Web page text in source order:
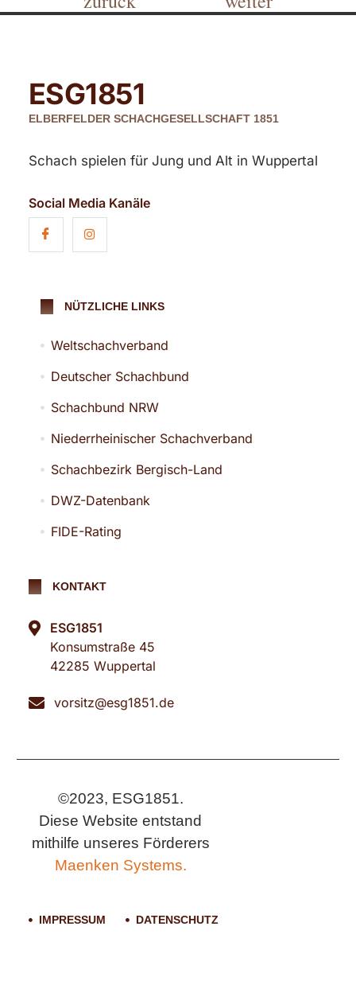
ESG1851
ELBERFELDER SCHACHGESELLSCHAFT 1851
Schach spielen für Jung und Alt in Wuppertal
Social Media Kanäle
NÜTZLICHE LINKS
Weltschachverband
Deutscher Schachbund
Schachbund NRW
Niederrheinischer Schachverband
Schachbezirk Bergisch-Land
DWZ-Datenbank
FIDE-Rating
KONTAKT
ESG1851
Konsumstraße 45
42285 Wuppertal
vorsitz@esg1851.de
©2023, ESG1851.
Diese Website entstand
mithilfe unseres Förderers
Maenken Systems.
IMPRESSUM DATENSCHUTZ